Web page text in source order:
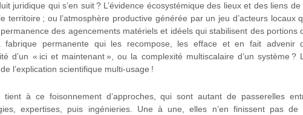
juridique qui s’en suit ? L’évidence écosystémique des lieux et des liens de
territoire ; ou l’atmosphère productive générée par un jeu d’acteurs locaux
des agencements matériels et idéels qui stabilisent des portions
fabrique permanente qui les recompose, les efface et en fait advenir
d’un « ici et maintenant », ou la complexité multiscalaire d’un système ?
l’explication scientifique multi-usage !
à ce foisonnement d’approches, qui sont autant de passerelles
expertises, puis ingénieries. Une à une, elles n’en finissent pas de